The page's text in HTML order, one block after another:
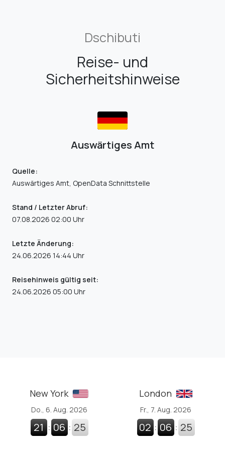
Dschibuti
Reise- und
Sicherheitshinweise
Auswärtiges Amt
Quelle:
Auswärtiges Amt, OpenData Schnittstelle
Stand / Letzter Abruf:
07.08.2026 02:00 Uhr
Letzte Änderung:
24.06.2026 14:44 Uhr
Reisehinweis gültig seit:
24.06.2026 05:00 Uhr
New York
Do., 6. Aug. 2026
21 : 06 : 26
London
Fr., 7. Aug. 2026
02 : 06 : 26